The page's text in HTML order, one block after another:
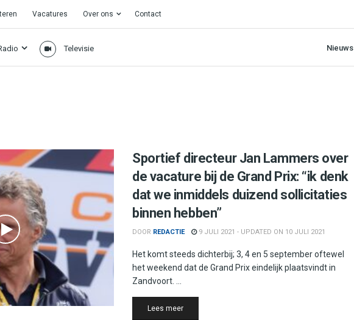
Vacatures Over ons Contact
Televisie Nieuws
Sportief directeur Jan Lammers over
de vacature bij de Grand Prix: “ik denk
dat we inmiddels duizend sollicitaties
binnen hebben”
DOOR REDACTIE 9 JULI 2021 - UPDATED ON 10 JULI 2021
Het komt steeds dichterbij; 3, 4 en 5 september oftewel
het weekend dat de Grand Prix eindelijk plaatsvindt in
Zandvoort. ...
Lees meerDetails